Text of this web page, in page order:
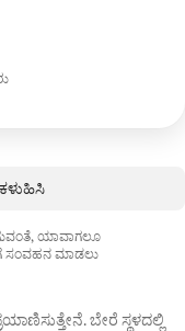
ಯಾವಾಗಲೂ
ಸಂವಹನ ಮಾಡಲು
ಬೇರೆ ಸ್ಥಳದಲ್ಲಿ